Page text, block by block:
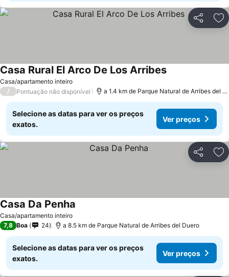
Partilhar
Casa/apartamento inteiro
Casa Rural El Arco De Los Arribes
/ Pontuação não disponível a 1.4 km de Parque Natural de Arribes del Duero
Selecione as datas para ver os preços
exatos.
Ver preços
Partilhar
Casa/apartamento inteiro
Casa Da Penha
7,8 Boa 24 a 8.5 km de Parque Natural de Arribes del Duero
Selecione as datas para ver os preços
exatos.
Ver preços